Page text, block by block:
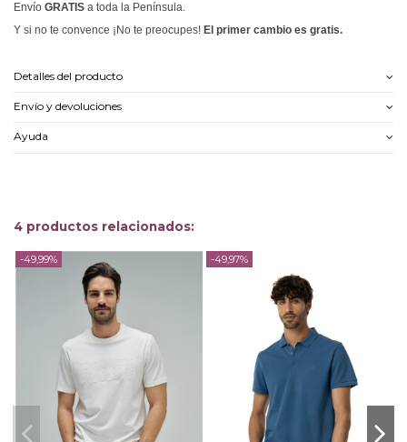
Envío GRATIS a toda la Península.
Y si no te convence ¡No te preocupes! El primer cambio es gratis.
Detalles del producto
Envío y devoluciones
Ayuda
4 productos relacionados:
-49,99% -49,97%